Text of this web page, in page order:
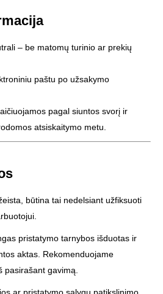
– be matomų turinio ar prekių
paštu po užsakymo
pagal siuntos svorį ir
atsiskaitymo metu.
būtina tai nedelsiant užfiksuoti
pristatymo tarnybos išduotas ir
aktas. Rekomenduojame
pasirašant gavimą.
ar pristatymo sąlygų patikslinimo